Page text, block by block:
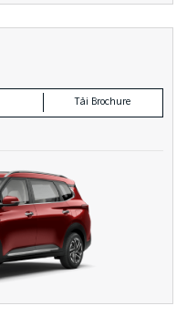
Tải Brochure